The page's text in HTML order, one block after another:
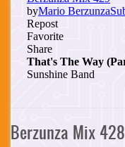
Berzunza Mix 428